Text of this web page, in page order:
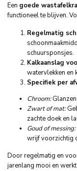
Een goede
functioneel te blijven.
Regelmatig
schuursponsjes.
Kalkaanslag
watervlekken en
Specifiek per
Chroom:
Zwart of mat:
zachte doek en
Goud of messing:
wrijf voorzichtig
Door regelmatig en
jarenlang mooi en